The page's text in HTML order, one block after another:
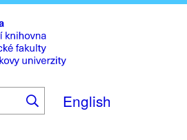
to
main
content
English